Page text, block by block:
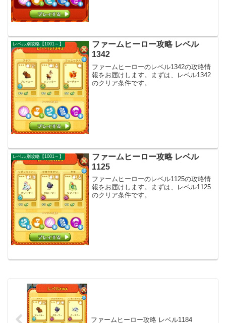
レベル別攻略【1001～】
ファームヒーロー攻略 レベル
1342
ファームヒーローのレベル1342の攻略情
報をお届けします。まずは、レベル1342
のクリア条件です。
レベル別攻略【1001～】
ファームヒーロー攻略 レベル
1125
ファームヒーローのレベル1125の攻略情
報をお届けします。まずは、レベル1125
のクリア条件です。
ファームヒーロー攻略 レベル1184